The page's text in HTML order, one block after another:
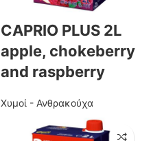
CAPRIO PLUS 2L
apple, chokeberry
and raspberry
Χυμοί - Ανθρακούχα